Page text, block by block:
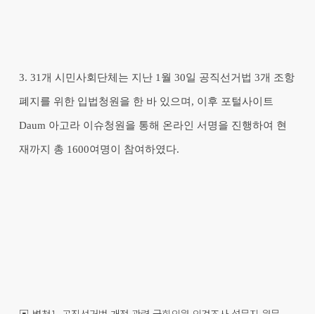
3. 31개 시민사회단체는 지난 1월 30일 공직선거법 3개 조항
폐지를 위한 입법청원을 한 바 있으며, 이후 포털사이트
Daum 아고라 이슈청원을 통해 온라인 서명을 진행하여 현
재까지 총 1600여명이 참여하였다.